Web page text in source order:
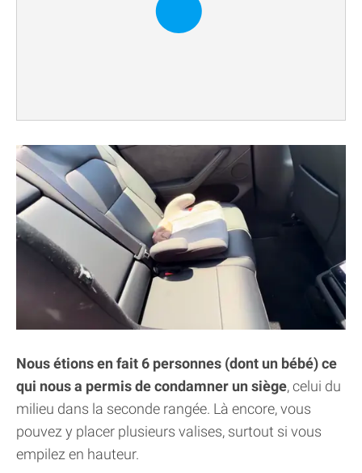
Nous étions en fait 6 personnes (dont un bébé) ce
qui nous a permis de condamner un siège, celui du
milieu dans la seconde rangée. Là encore, vous
pouvez y placer plusieurs valises, surtout si vous
empilez en hauteur.